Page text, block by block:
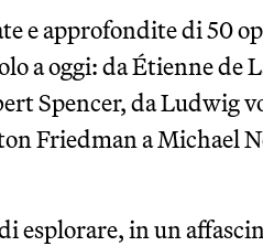
e approfondite di 50
a oggi: da Étienne de
Spencer, da Ludwig
Friedman a Michael
esplorare, in un